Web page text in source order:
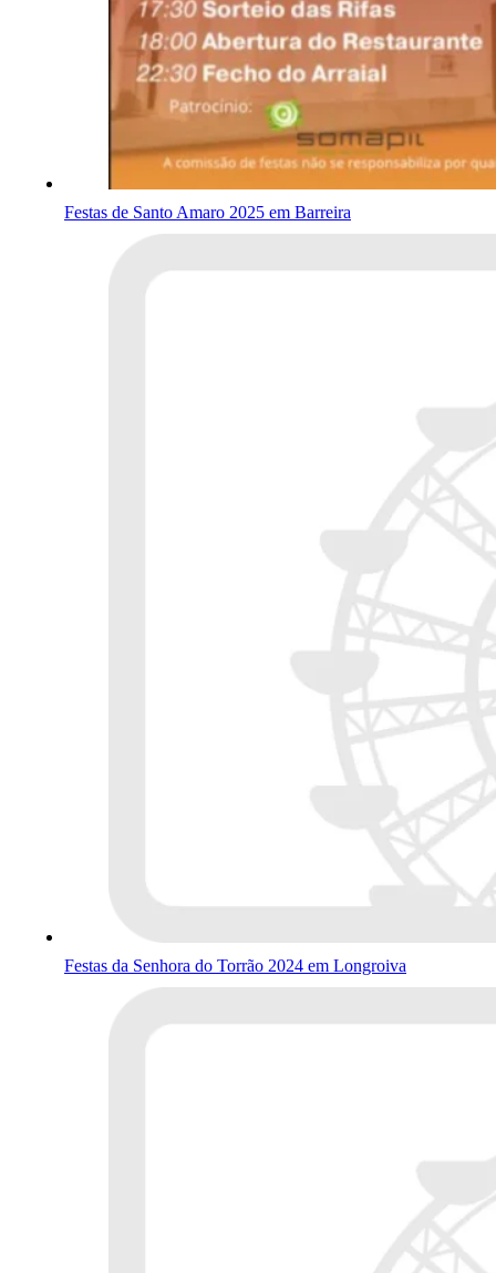
Festas de Santo Amaro 2025 em Barreira
Festas da Senhora do Torrão 2024 em Longroiva